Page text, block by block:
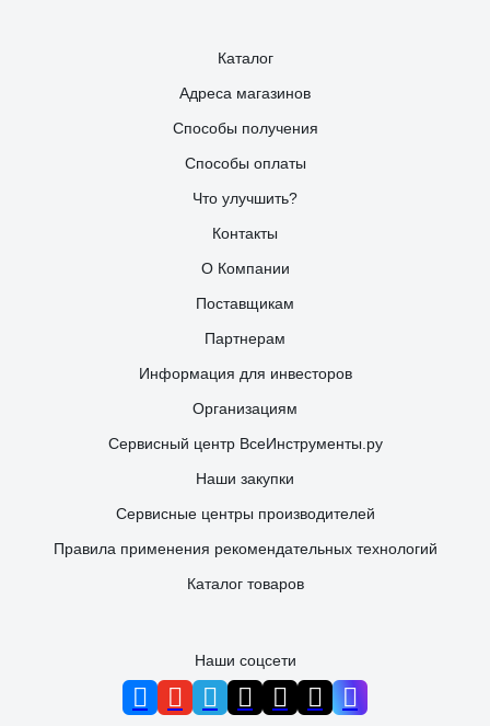
Каталог
Адреса магазинов
Способы получения
Способы оплаты
Что улучшить?
Контакты
О Компании
Поставщикам
Партнерам
Информация для инвесторов
Организациям
Сервисный центр ВсеИнструменты.ру
Наши закупки
Сервисные центры производителей
Правила применения рекомендательных технологий
Каталог товаров
Наши соцсети